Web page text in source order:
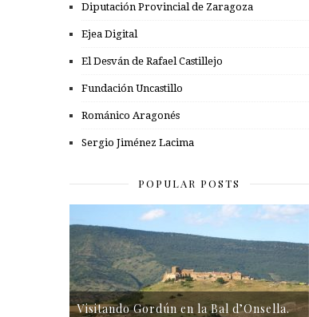
Diputación Provincial de Zaragoza
Ejea Digital
El Desván de Rafael Castillejo
Fundación Uncastillo
Románico Aragonés
Sergio Jiménez Lacima
POPULAR POSTS
Visitando Gordún en la Bal d’Onsella.